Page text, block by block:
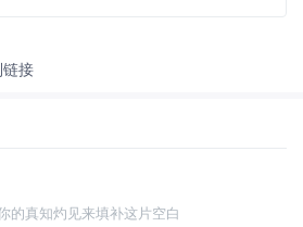
接
的真知灼见来填补这片空白